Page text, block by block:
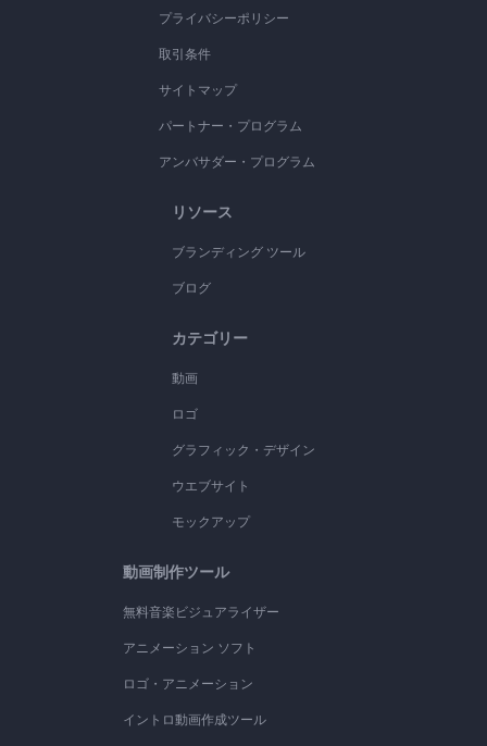
プライバシーポリシー
取引条件
サイトマップ
パートナー・プログラム
アンバサダー・プログラム
リソース
ブランディング ツール
ブログ
カテゴリー
動画
ロゴ
グラフィック・デザイン
ウエブサイト
モックアップ
動画制作ツール
無料音楽ビジュアライザー
アニメーション ソフト
ロゴ・アニメーション
イントロ動画作成ツール